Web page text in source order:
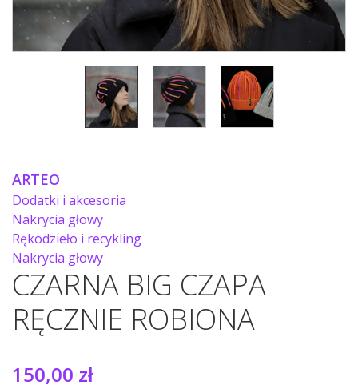
ARTEO
Dodatki i akcesoria
Nakrycia głowy
Rękodzieło i recykling
Nakrycia głowy
CZARNA BIG CZAPA
RĘCZNIE ROBIONA
150,00 zł